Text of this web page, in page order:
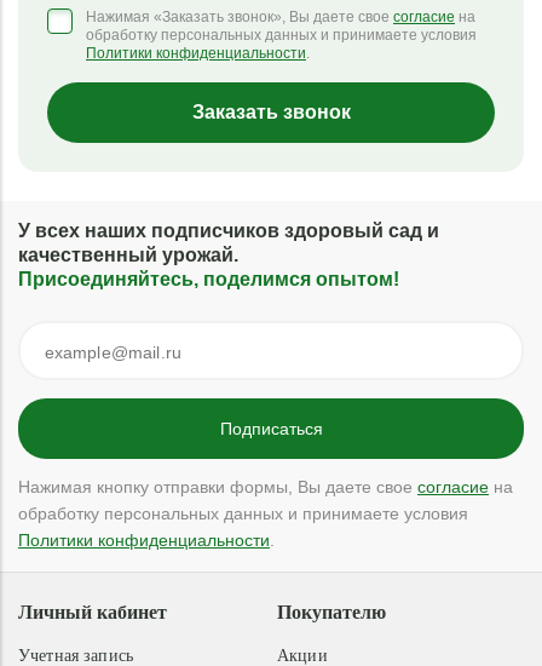
Нажимая «Заказать звонок», Вы даете свое согласие на
обработку персональных данных и принимаете условия
Политики конфиденциальности.
Заказать звонок
У всех наших подписчиков здоровый сад и
качественный урожай.
Присоединяйтесь, поделимся опытом!
Нажимая кнопку отправки формы, Вы даете свое согласие на
обработку персональных данных и принимаете условия
Политики конфиденциальности
Покупателю
Акции
Личный кабинет
Учетная запись